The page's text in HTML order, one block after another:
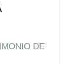
DE